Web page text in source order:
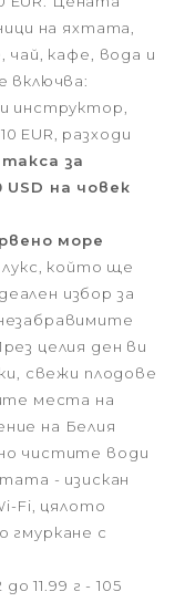
на яхтата,
кафе, вода и
включва:
инструктор,
EUR, разходи
за
на човек
море
който ще
избор за
целия ден ви
свежи плодове
места на
на Белия
чистите води
- изискан
Fi, цялото
гмуркане с
11.99 г - 105